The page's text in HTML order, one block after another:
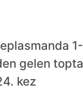
1-
gelen topta
kez